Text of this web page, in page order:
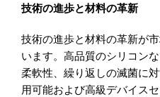
技術の進歩と材料の革新
技術の進歩と材料の革新が
います。高品質のシリコン
柔軟性、繰り返しの滅菌に
用可能および高級デバイス